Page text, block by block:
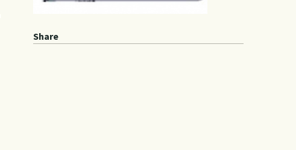
Share